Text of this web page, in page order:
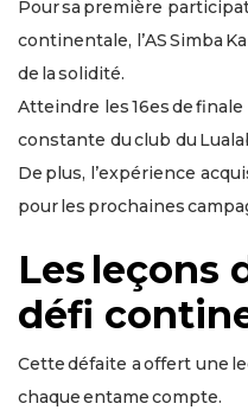
Pour sa première
continentale, l’AS Simba
de la solidité.
Atteindre les 16es de
constante du club du
De plus, l’expérience
pour les prochaines
Les leçons
défi
Cette défaite a offert une
chaque entame compte.